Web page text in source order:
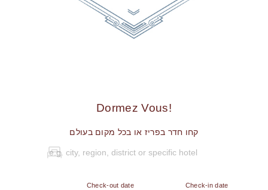
!Dormez Vous
קחו חדר בפריז או בכל מקום בעולם
Check-in date
Check-out date